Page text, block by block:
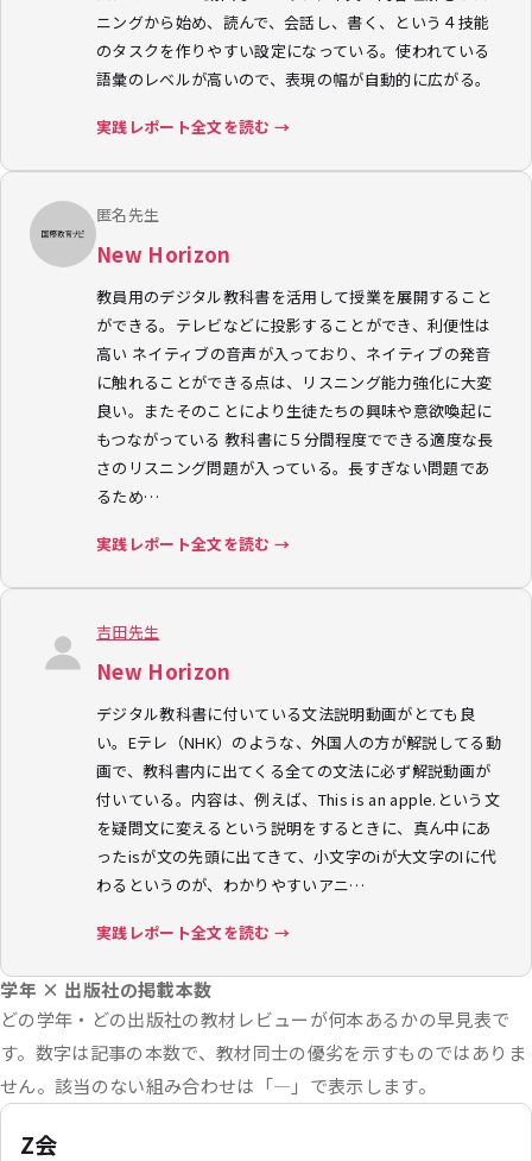
ニングから始め、読んで、会話し、書く、という４技能
のタスクを作りやすい設定になっている。使われている
語彙のレベルが高いので、表現の幅が自動的に広がる。
実践レポート全文を読む →
匿名先生
New Horizon
教員用のデジタル教科書を活用して授業を展開すること
ができる。テレビなどに投影することができ、利便性は
高い ネイティブの音声が入っており、ネイティブの発音
に触れることができる点は、リスニング能力強化に大変
良い。またそのことにより生徒たちの興味や意欲喚起に
もつながっている 教科書に５分間程度でできる適度な長
さのリスニング問題が入っている。長すぎない問題であ
るため…
実践レポート全文を読む →
吉田先生
New Horizon
デジタル教科書に付いている文法説明動画がとても良
い。Eテレ（NHK）のような、外国人の方が解説してる動
画で、教科書内に出てくる全ての文法に必ず解説動画が
付いている。内容は、例えば、This is an apple.という文
を疑問文に変えるという説明をするときに、真ん中にあ
ったisが文の先頭に出てきて、小文字のiが大文字のIに代
わるというのが、わかりやすいアニ…
実践レポート全文を読む →
学年 × 出版社の掲載本数
どの学年・どの出版社の教材レビューが何本あるかの早見表で
す。数字は記事の本数で、教材同士の優劣を示すものではありま
せん。該当のない組み合わせは「—」で表示します。
Z会